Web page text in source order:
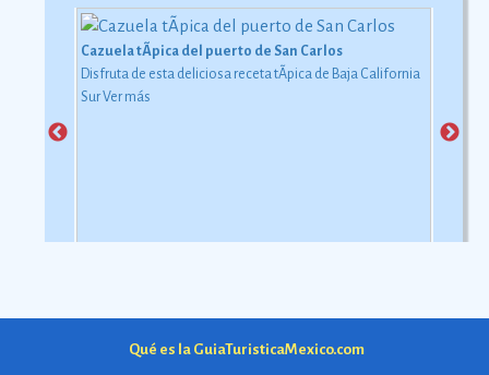
Cazuela tÃ­pica del puerto de San Carlos
Disfruta de esta deliciosa receta tÃ­pica de Baja California
SurVer más
Qué es la GuiaTuristicaMexico.com